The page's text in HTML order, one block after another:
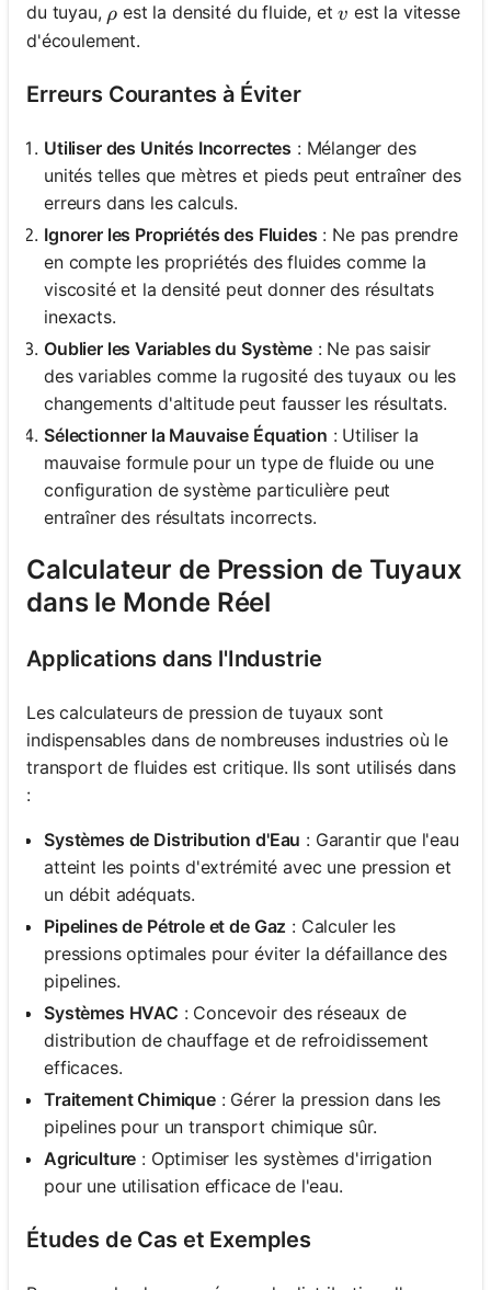
du tuyau, \rho
ρ est la densité du fluide, etv
v est la vitesse
d'écoulement.
Erreurs Courantes à Éviter
Utiliser des Unités Incorrectes : Mélanger des
unités telles que mètres et pieds peut entraîner des
erreurs dans les calculs.
Ignorer les Propriétés des Fluides : Ne pas prendre
en compte les propriétés des fluides comme la
viscosité et la densité peut donner des résultats
inexacts.
Oublier les Variables du Système: Ne pas saisir
des variables comme la rugosité des tuyaux ou les
changements d'altitude peut fausser les résultats.
Sélectionner la Mauvaise Équation : Utiliser la
mauvaise formule pour un type de fluide ou une
configuration de système particulière peut
entraîner des résultats incorrects.
Calculateur de Pression de Tuyaux
dans le Monde Réel
Applications dans l'Industrie
Les calculateurs de pression de tuyaux sont
indispensables dans de nombreuses industries où le
transport de fluides est critique. Ils sont utilisés dans
:
Systèmes de Distribution d'Eau : Garantir que l'eau
atteint les points d'extrémité avec une pression et
un débit adéquats.
Pipelines de Pétrole et de Gaz : Calculer les
pressions optimales pour éviter la défaillance des
pipelines.
Systèmes HVAC : Concevoir des réseaux de
distribution de chauffage et de refroidissement
efficaces.
Traitement Chimique: Gérer la pression dans les
pipelines pour un transport chimique sûr.
Agriculture : Optimiser les systèmes d'irrigation
pour une utilisation efficace de l'eau.
Études de Cas et Exemples